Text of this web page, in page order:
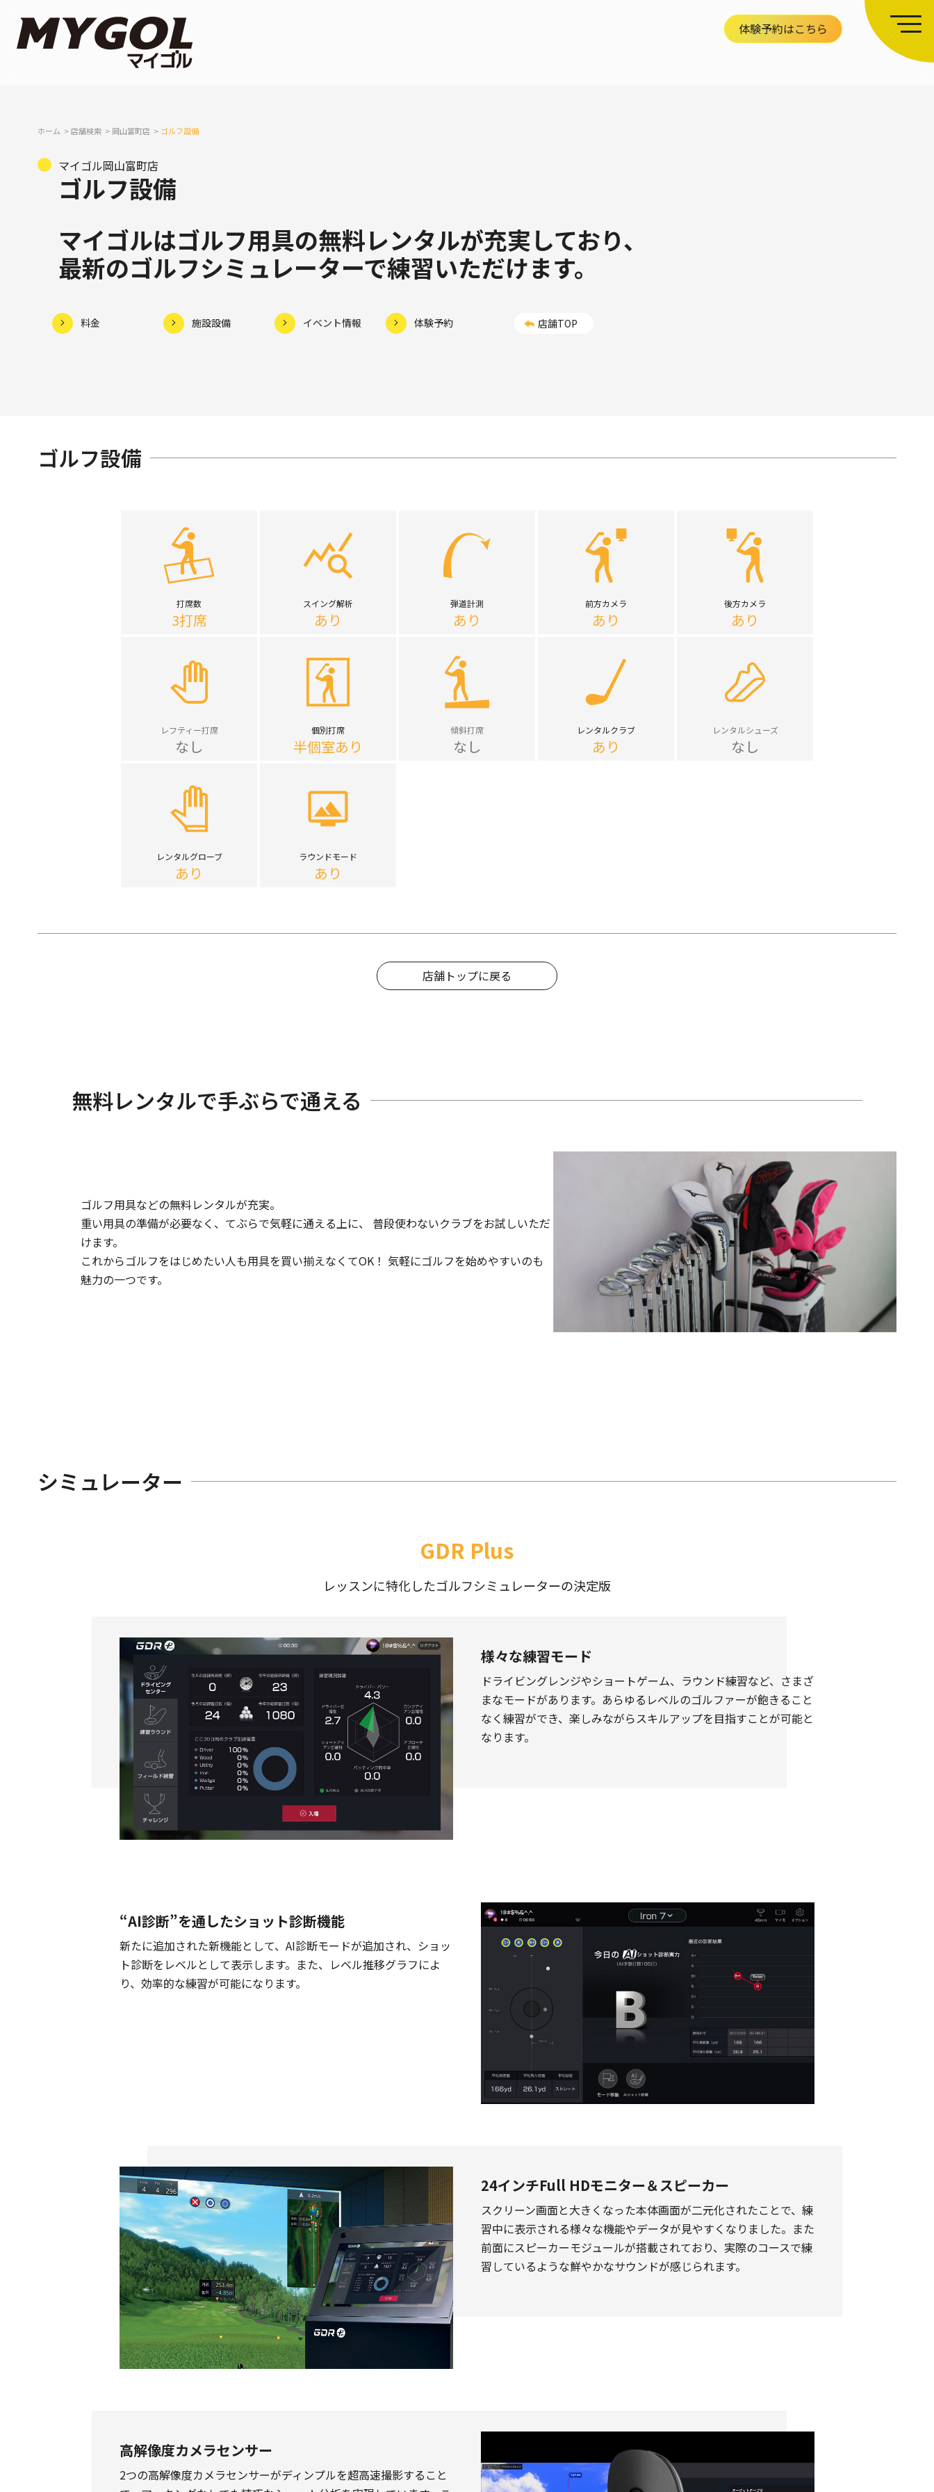
体験予約はこちら
ホーム 店舗検索 岡山富町店 ゴルフ設備
マイゴル岡山富町店
ゴルフ設備
マイゴルはゴルフ用具の無料レンタルが充実しており、
最新のゴルフシミュレーターで練習いただけます。
料金 施設設備 イベント情報 体験予約 店舗TOP
ゴルフ設備
打席数
3打席
スイング解析
あり
弾道計測
あり
前方カメラ
あり
後方カメラ
あり
レフティー打席
なし
個別打席
半個室あり
傾斜打席
なし
レンタルクラブ
あり
レンタルシューズ
なし
レンタルグローブ
あり
ラウンドモード
あり
店舗トップに戻る
無料レンタルで手ぶらで通える
ゴルフ用具などの無料レンタルが充実。
重い用具の準備が必要なく、てぶらで気軽に通える上に、 普段使わないクラブをお試しいただ
けます。
これからゴルフをはじめたい人も用具を買い揃えなくてOK！ 気軽にゴルフを始めやすいのも
魅力の一つです。
シミュレーター
GDR Plus
レッスンに特化したゴルフシミュレーターの決定版
様々な練習モード
ドライビングレンジやショートゲーム、ラウンド練習など、さまざ
まなモードがあります。あらゆるレベルのゴルファーが飽きること
なく練習ができ、楽しみながらスキルアップを目指すことが可能と
なります。
“AI診断”を通したショット診断機能
新たに追加された新機能として、AI診断モードが追加され、ショッ
ト診断をレベルとして表示します。また、レベル推移グラフによ
り、効率的な練習が可能になります。
24インチFull HDモニター＆スピーカー
スクリーン画面と大きくなった本体画面が二元化されたことで、練
習中に表示される様々な機能やデータが見やすくなりました。また
前面にスピーカーモジュールが搭載されており、実際のコースで練
習しているような鮮やかなサウンドが感じられます。
高解像度カメラセンサー
2つの高解像度カメラセンサーがディンプルを超高速撮影すること